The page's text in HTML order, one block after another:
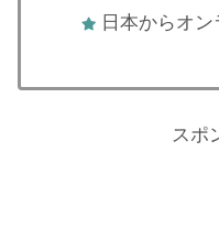
日本からオ
スポ